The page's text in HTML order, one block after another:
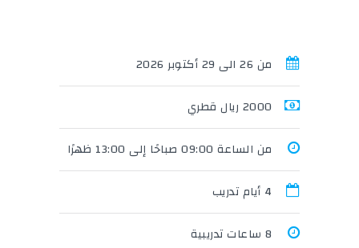
من 26 الى 29 أكتوبر 2026
2000 ريال قطري
من الساعة 09:00 صباحًا إلى 13:00 ظهرًا
4 أيام تدريب
8 ساعات تدريبية